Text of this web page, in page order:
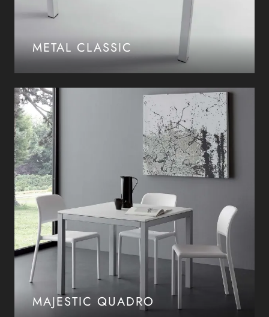
METAL CLASSIC
MAJESTIC QUADRO